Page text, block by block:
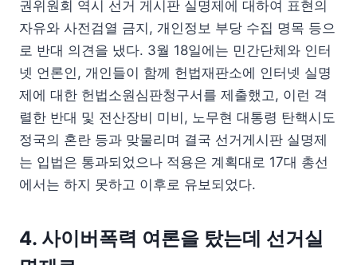
권위원회 역시 선거 게시판 실명제에 대하여 표현의
자유와 사전검열 금지, 개인정보 부당 수집 명목 등으
로 반대 의견을 냈다. 3월 18일에는 민간단체와 인터
넷 언론인, 개인들이 함께 헌법재판소에 인터넷 실명
제에 대한 헌법소원심판청구서를 제출했고, 이런 격
렬한 반대 및 전산장비 미비, 노무현 대통령 탄핵시도
정국의 혼란 등과 맞물리며 결국 선거게시판 실명제
는 입법은 통과되었으나 적용은 계획대로 17대 총선
에서는 하지 못하고 이후로 유보되었다.
4. 사이버폭력 여론을 탔는데 선거실